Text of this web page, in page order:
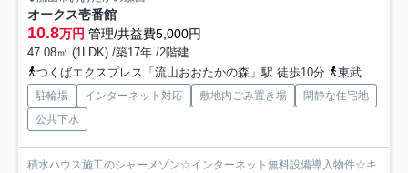
オークス壱番館
10.8万円 管理/共益費5,000円
47.08㎡ (1LDK) /築17年 /2階建
つくばエクスプレス「流山おおたかの森」駅 徒歩10分
東武野田線「流山おおたかの森」駅 徒歩10分
駐輪場 インターネット対応 敷地内ごみ置き場
閑静な住宅地
公共下水
積水ハウス施工のシャーメゾン☆インターネット無料設備導入物件☆キ